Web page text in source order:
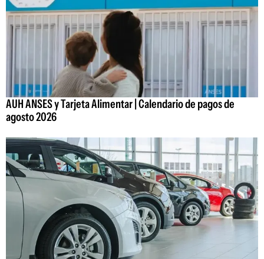
AUH ANSES y Tarjeta Alimentar | Calendario de pagos de
agosto 2026